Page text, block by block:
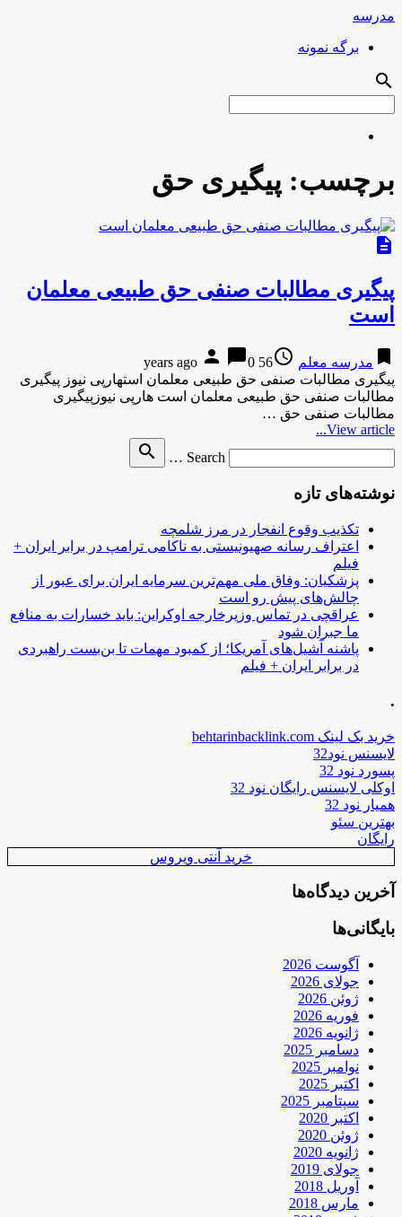
مدرسه
برگه نمونه
search
برچسب: پیگیری حق
description
پیگیری مطالبات صنفی حق طبیعی معلمان
است
bookmark مدرسه معلم access_time
56 years ago
person chat_bubble0
پیگیری مطالبات صنفی حق طبیعی معلمان استهارپی نیوز پیگیری
مطالبات صنفی حق طبیعی معلمان است هارپی نیوزپیگیری
مطالبات صنفی حق …
View article...
Search …
search
نوشته‌های تازه
تکذیب وقوع انفجار در مرز شلمچه
اعتراف رسانه صهیونیستی به ناکامی ترامپ در برابر ایران +
فیلم
پزشکیان: وفاق ملی مهم‌ترین سرمایه ایران برای عبور از
چالش‌های پیش رو است
عراقچی در تماس وزیرخارجه اوکراین: باید خسارات به منافع
ما جبران شود
پاشنه آشیل‌های آمریکا؛ از کمبود مهمات تا بن‌بست راهبردی
در برابر ایران + فیلم
.
خرید بک لینک behtarinbacklink.com
لایسنس نود32
پسورد نود 32
اوکلی لایسنس رایگان نود 32
همیار نود 32
بهترین سئو
رایگان
خرید آنتی ویروس
آخرین دیدگاه‌ها
بایگانی‌ها
آگوست 2026
جولای 2026
ژوئن 2026
فوریه 2026
ژانویه 2026
دسامبر 2025
نوامبر 2025
اکتبر 2025
سپتامبر 2025
اکتبر 2020
ژوئن 2020
ژانویه 2020
جولای 2019
آوریل 2018
مارس 2018